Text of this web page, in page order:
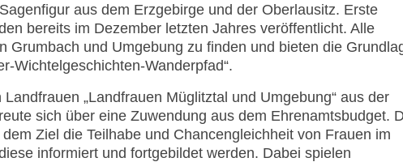
aus dem Erzgebirge und der Oberlausitz. Erste
bereits im Dezember letzten Jahres veröffentlicht. Alle
Grumbach und Umgebung zu finden und bieten die
Wichtelgeschichten-Wanderpfad“.
„Landfrauen Müglitztal und Umgebung“ aus der
sich über eine Zuwendung aus dem Ehrenamtsbudget.
Ziel die Teilhabe und Chancengleichheit von Frauen im
informiert und fortgebildet werden. Dabei spielen